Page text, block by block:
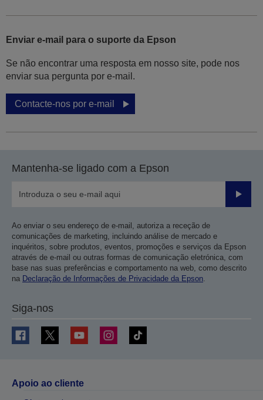
Enviar e-mail para o suporte da Epson
Se não encontrar uma resposta em nosso site, pode nos
enviar sua pergunta por e-mail.
Contacte-nos por e-mail
Mantenha-se ligado com a Epson
Enviar
Ao enviar o seu endereço de e-mail, autoriza a receção de
comunicações de marketing, incluindo análise de mercado e
inquéritos, sobre produtos, eventos, promoções e serviços da Epson
através de e-mail ou outras formas de comunicação eletrónica, com
base nas suas preferências e comportamento na web, como descrito
na Declaração de Informações de Privacidade da Epson.
Siga-nos
Apoio ao cliente